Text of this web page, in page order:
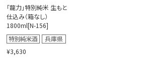
「龍力」特別純米 生もと
仕込み（箱なし）
1800ml[N-156]
¥3,630